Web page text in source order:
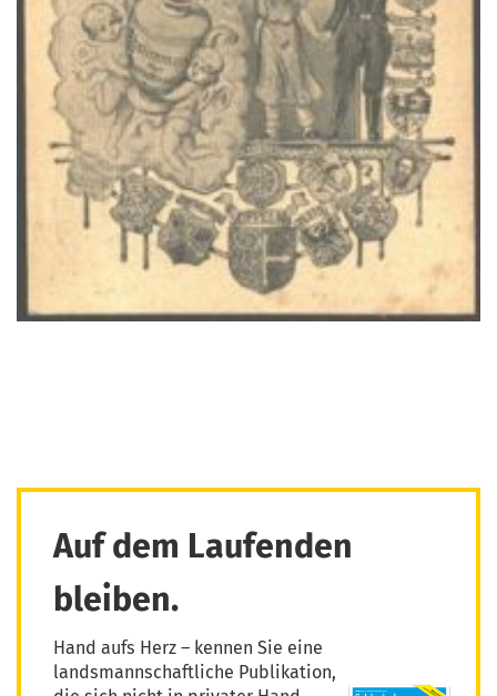
Auf dem Laufenden
bleiben.
Hand aufs Herz – kennen Sie eine
landsmannschaftliche Publikation,